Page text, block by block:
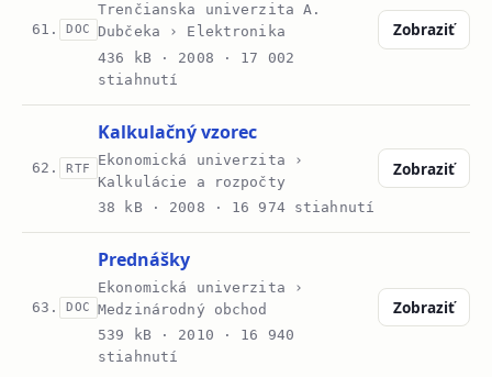
61. DOC
Trenčianska univerzita A.
Dubčeka › Elektronika
436 kB · 2008 · 17 002
stiahnutí
Zobraziť
62. RTF
Kalkulačný vzorec
Ekonomická univerzita ›
Kalkulácie a rozpočty
38 kB · 2008 · 16 974 stiahnutí
Zobraziť
63. DOC
Prednášky
Ekonomická univerzita ›
Medzinárodný obchod
539 kB · 2010 · 16 940
stiahnutí
Zobraziť